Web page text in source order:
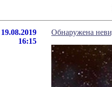
19.08.2019
16:15
Обнаружена